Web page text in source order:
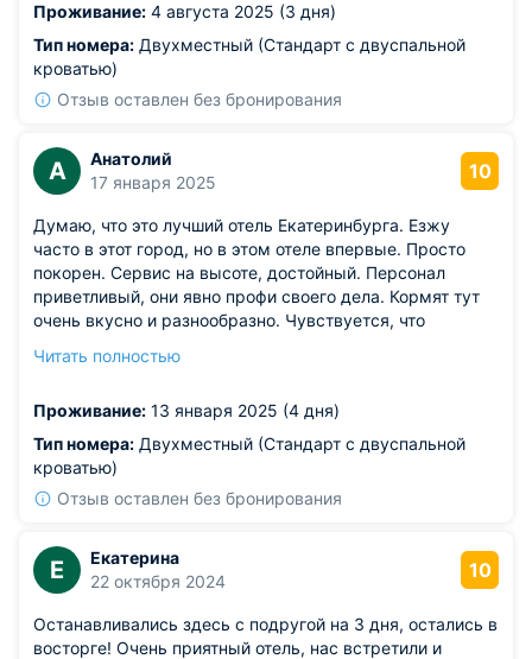
Проживание: 4 августа 2025 (3 дня)
Тип номера: Двухместный (Стандарт с двуспальной
кроватью)
Отзыв оставлен без бронирования
А
Анатолий
17 января 2025
10
Думаю, что это лучший отель Екатеринбурга. Езжу
часто в этот город, но в этом отеле впервые. Просто
покорен. Сервис на высоте, достойный. Персонал
приветливый, они явно профи своего дела. Кормят тут
очень вкусно и разнообразно. Чувствуется, что
По городу передвигался на такси, но пару раз
Читать полностью
Проживание: 13 января 2025 (4 дня)
Тип номера: Двухместный (Стандарт с двуспальной
кроватью)
Отзыв оставлен без бронирования
Е
Екатерина
22 октября 2024
10
Останавливались здесь с подругой на 3 дня, остались в
восторге! Очень приятный отель, нас встретили и